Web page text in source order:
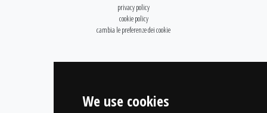
We use cookies
privacy policy
cookie policy
cambia le preferenze dei cookie